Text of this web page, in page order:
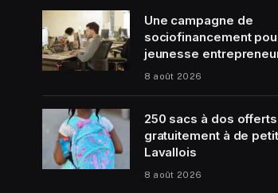
Une campagne de
sociofinancement
jeunesse
8 août 2026
250 sacs à dos offerts
gratuitement à de
Lavallois
8 août 2026